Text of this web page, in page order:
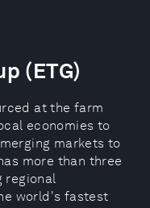
(ETG)
at the farm
economies to
markets to
more than three
regional
world's fastest